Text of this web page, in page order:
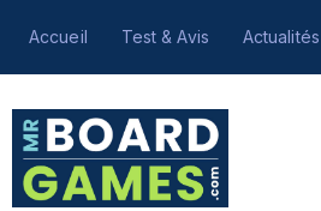
Accueil Test & Avis Actualités